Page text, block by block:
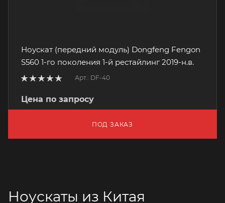
Ноускат (передний модуль) Dongfeng Fengon
S560 1-го поколения 1-й рестайлинг 2019-н.в.
Арт.: DF-40
Цена по запросу
ПОД ЗАКАЗ
Ноускаты из Китая